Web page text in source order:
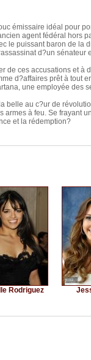
émissaire idéal pour
agent fédéral hors
le puissant baron de la
d?un sénateur
de ces accusations et à
d?affaires prêt à tout
une employée des
belle au c?ur de
armes à feu. Se frayant
et la rédemption?
Rodriguez